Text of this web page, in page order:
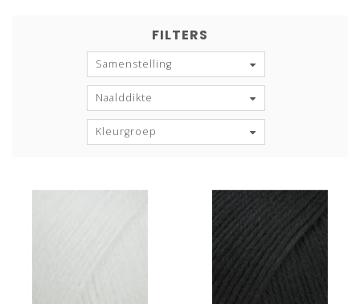
FILTERS
Samenstelling
Naalddikte
Kleurgroep